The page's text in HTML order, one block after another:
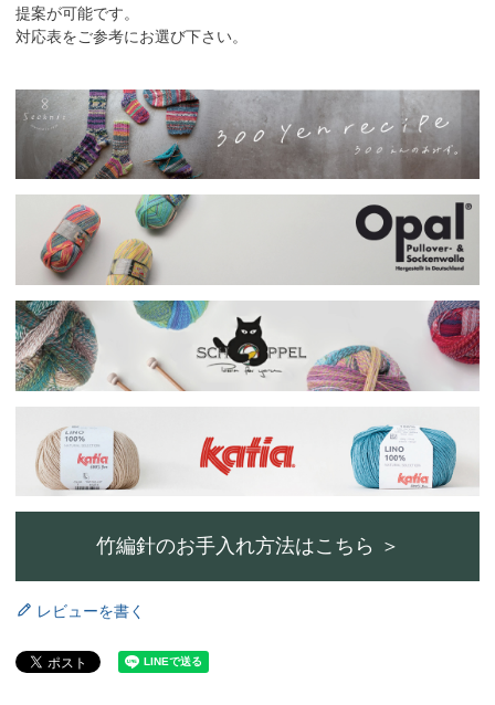
提案が可能です。
対応表をご参考にお選び下さい。
竹編針のお手入れ方法はこちら ＞
レビューを書く